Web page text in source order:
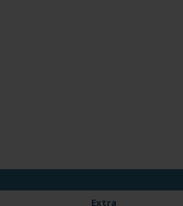
Extra